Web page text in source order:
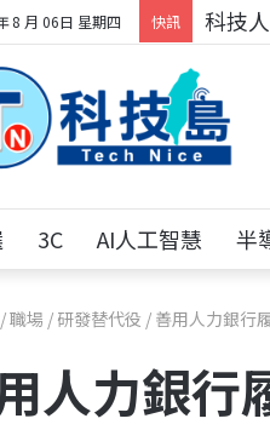
8 月 06日 星期四 快訊 科技
3C AI人工智慧 半
/職場 / 研發替代役 / 善用人力銀行
人力銀行